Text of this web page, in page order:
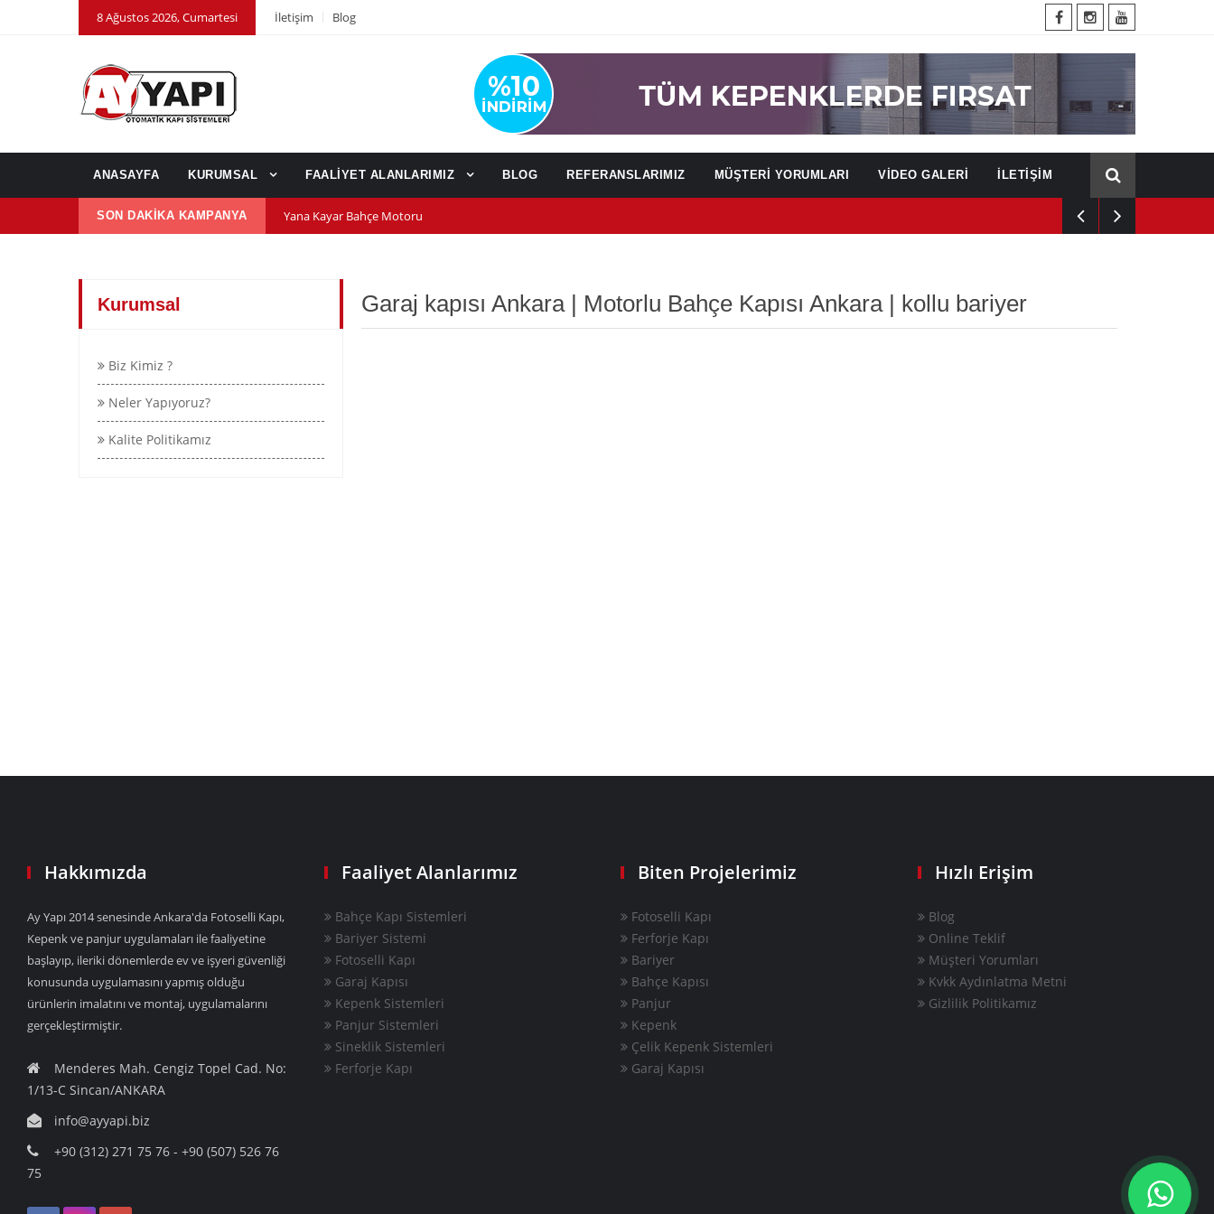
8 Ağustos 2026, Cumartesi İletişim Blog
ANASAYFA KURUMSAL FAALİYET ALANLARIMIZ BLOG REFERANSLARIMIZ MÜŞTERİ YORUMLARI VİDEO GALERİ İLETİŞİM
SON DAKİKA KAMPANYA Yana Kayar Bahçe Motoru
Kurumsal
Biz Kimiz ?
Neler Yapıyoruz?
Kalite Politikamız
Garaj kapısı Ankara | Motorlu Bahçe Kapısı Ankara | kollu bariyer
Hakkımızda
Ay Yapı 2014 senesinde Ankara'da Fotoselli Kapı,
Kepenk ve panjur uygulamaları ile faaliyetine
başlayıp, ileriki dönemlerde ev ve işyeri güvenliği
konusunda uygulamasını yapmış olduğu
ürünlerin imalatını ve montaj, uygulamalarını
gerçekleştirmiştir.
Menderes Mah. Cengiz Topel Cad. No:
1/13-C Sincan/ANKARA
info@ayyapi.biz
+90 (312) 271 75 76 - +90 (507) 526 76
75
Faaliyet Alanlarımız
Bahçe Kapı Sistemleri
Bariyer Sistemi
Fotoselli Kapı
Garaj Kapısı
Kepenk Sistemleri
Panjur Sistemleri
Sineklik Sistemleri
Ferforje Kapı
Biten Projelerimiz
Fotoselli Kapı
Ferforje Kapı
Bariyer
Bahçe Kapısı
Panjur
Kepenk
Çelik Kepenk Sistemleri
Garaj Kapısı
Hızlı Erişim
Blog
Online Teklif
Müşteri Yorumları
Kvkk Aydınlatma Metni
Gizlilik Politikamız